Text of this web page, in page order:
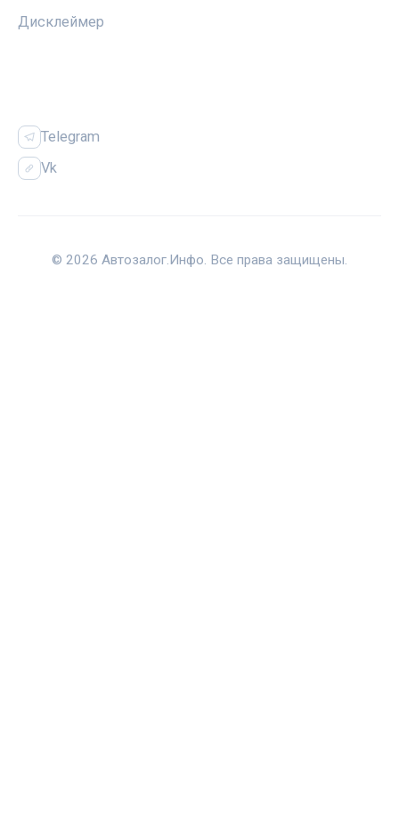
Дисклеймер
Telegram
Vk
© 2026 Автозалог.Инфо. Все права защищены.